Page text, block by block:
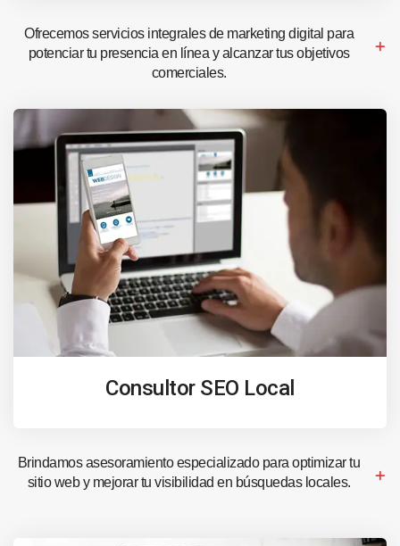
Ofrecemos servicios integrales de marketing digital para
potenciar tu presencia en línea y alcanzar tus objetivos
comerciales.
Consultor SEO Local
Brindamos asesoramiento especializado para optimizar tu
sitio web y mejorar tu visibilidad en búsquedas locales.